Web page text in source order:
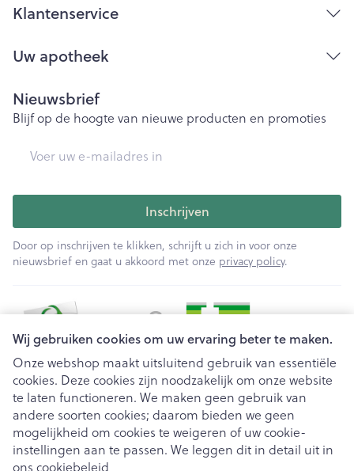
Wij gebruiken cookies om uw ervaring beter te maken.
Onze webshop maakt uitsluitend gebruik van essentiële
cookies. Deze cookies zijn noodzakelijk om onze website
te laten functioneren. We maken geen gebruik van
andere soorten cookies; daarom bieden we geen
mogelijkheid om cookies te weigeren of uw cookie-
instellingen aan te passen. We leggen dit in detail uit in
ons cookiebeleid
Klantenservice
Uw apotheek
Nieuwsbrief
Blijf op de hoogte van nieuwe producten en promoties
Inschrijven
Door op inschrijven te klikken, schrijft u zich in voor onze
nieuwsbrief en gaat u akkoord met onze privacy policy.
Juridische links